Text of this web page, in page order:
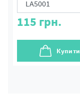
115 грн.
Купити